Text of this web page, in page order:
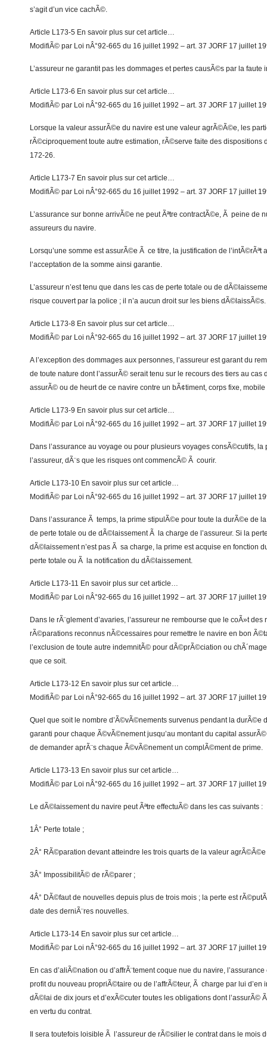
s’agit d’un vice cachÃ©.
Article L173-5 En savoir plus sur cet article…
ModifiÃ© par Loi nÂ°92-665 du 16 juillet 1992 – art. 37 JORF 17 juillet
L’assureur ne garantit pas les dommages et pertes causÃ©s par la
Article L173-6 En savoir plus sur cet article…
ModifiÃ© par Loi nÂ°92-665 du 16 juillet 1992 – art. 37 JORF 17 juillet
Lorsque la valeur assurÃ©e du navire est une valeur agrÃ©Ã©e, les
rÃ©ciproquement toute autre estimation, rÃ©serve faite des dispositions
172-26.
Article L173-7 En savoir plus sur cet article…
ModifiÃ© par Loi nÂ°92-665 du 16 juillet 1992 – art. 37 JORF 17 juillet
L’assurance sur bonne arrivÃ©e ne peut Ãªtre contractÃ©e, Ã peine de
assureurs du navire.
Lorsqu’une somme est assurÃ©e Ã ce titre, la justification de l’intÃ©rÃªt
l’acceptation de la somme ainsi garantie.
L’assureur n’est tenu que dans les cas de perte totale ou de
risque couvert par la police ; il n’a aucun droit sur les biens dÃ©laissÃ©s.
Article L173-8 En savoir plus sur cet article…
ModifiÃ© par Loi nÂ°92-665 du 16 juillet 1992 – art. 37 JORF 17 juillet
A l’exception des dommages aux personnes, l’assureur est garant du
de toute nature dont l’assurÃ© serait tenu sur le recours des tiers au cas
assurÃ© ou de heurt de ce navire contre un bÃ¢timent, corps fixe, mobile
Article L173-9 En savoir plus sur cet article…
ModifiÃ© par Loi nÂ°92-665 du 16 juillet 1992 – art. 37 JORF 17 juillet
Dans l’assurance au voyage ou pour plusieurs voyages consÃ©cutifs,
l’assureur, dÃ¨s que les risques ont commencÃ© Ã courir.
Article L173-10 En savoir plus sur cet article…
ModifiÃ© par Loi nÂ°92-665 du 16 juillet 1992 – art. 37 JORF 17 juillet
Dans l’assurance Ã temps, la prime stipulÃ©e pour toute la durÃ©e de
de perte totale ou de dÃ©laissement Ã la charge de l’assureur. Si la
dÃ©laissement n’est pas Ã sa charge, la prime est acquise en fonction
perte totale ou Ã la notification du dÃ©laissement.
Article L173-11 En savoir plus sur cet article…
ModifiÃ© par Loi nÂ°92-665 du 16 juillet 1992 – art. 37 JORF 17 juillet
Dans le rÃ¨glement d’avaries, l’assureur ne rembourse que le coÃ»t des
rÃ©parations reconnus nÃ©cessaires pour remettre le navire en bon
l’exclusion de toute autre indemnitÃ© pour dÃ©prÃ©ciation ou
que ce soit.
Article L173-12 En savoir plus sur cet article…
ModifiÃ© par Loi nÂ°92-665 du 16 juillet 1992 – art. 37 JORF 17 juillet
Quel que soit le nombre d’Ã©vÃ©nements survenus pendant la durÃ©e
garanti pour chaque Ã©vÃ©nement jusqu’au montant du capital
de demander aprÃ¨s chaque Ã©vÃ©nement un complÃ©ment de prime.
Article L173-13 En savoir plus sur cet article…
ModifiÃ© par Loi nÂ°92-665 du 16 juillet 1992 – art. 37 JORF 17 juillet
Le dÃ©laissement du navire peut Ãªtre effectuÃ© dans les cas suivants :
1Â° Perte totale ;
2Â° RÃ©paration devant atteindre les trois quarts de la valeur agrÃ©Ã©e
3Â° ImpossibilitÃ© de rÃ©parer ;
4Â° DÃ©faut de nouvelles depuis plus de trois mois ; la perte est
date des derniÃ¨res nouvelles.
Article L173-14 En savoir plus sur cet article…
ModifiÃ© par Loi nÂ°92-665 du 16 juillet 1992 – art. 37 JORF 17 juillet
En cas d’aliÃ©nation ou d’affrÃ¨tement coque nue du navire,
profit du nouveau propriÃ©taire ou de l’affrÃ©teur, Ã charge par lui d’en
dÃ©lai de dix jours et d’exÃ©cuter toutes les obligations dont l’assurÃ©
en vertu du contrat.
Il sera toutefois loisible Ã l’assureur de rÃ©silier le contrat dans le mois